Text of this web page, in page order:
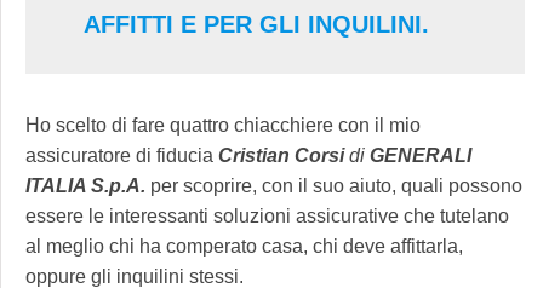
AFFITTI E PER GLI INQUILINI.
Ho scelto di fare quattro chiacchiere con il mio
assicuratore di fiducia Cristian Corsidi GENERALI
ITALIA S.p.A. per scoprire, con il suo aiuto, quali possono
essere le interessanti soluzioni assicurative che tutelano
al meglio chi ha comperato casa, chi deve affittarla,
oppure gli inquilini stessi.